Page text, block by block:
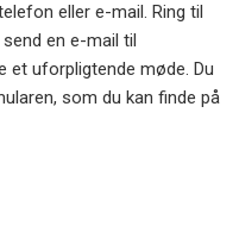
eller e-mail. Ring til
send en e-mail til
uforpligtende møde. Du
som du kan finde på